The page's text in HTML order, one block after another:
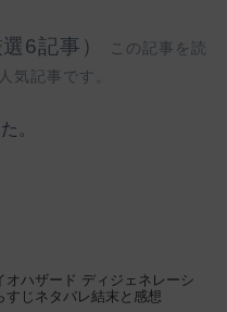
6記事）
この記事を読
気記事です。
。
オハザード ディジェネレーシ
すじネタバレ結末と感想